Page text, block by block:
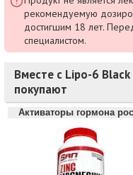
рекомендуемую
достигшим 18 лет.
специалистом.
Вместе с Lipo-6
покупают
Активаторы гормона